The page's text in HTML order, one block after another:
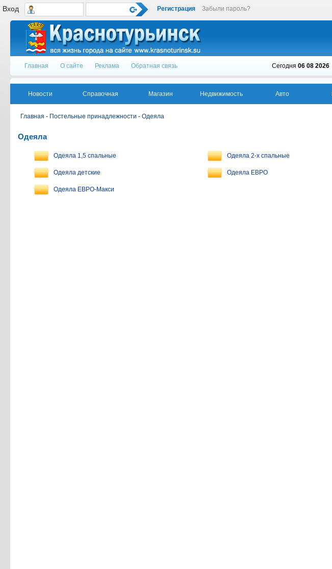
Вход Регистрация Забыли пароль?
Главная О сайте Реклама Обратная связь Сегодня 06 08 2026
Новости Справочная Магазин Недвижимость Авто
Главная - Постельные принадлежности - Одеяла
Одеяла
Одеяла 1,5 спальные Одеяла 2-х спальные
Одеяла детские Одеяла ЕВРО
Одеяла ЕВРО-Макси